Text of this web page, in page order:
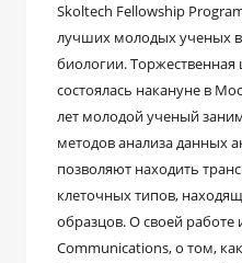
Skoltech Fellowship
лучших молодых ученых
биологии.
состоялась накануне в
лет молодой ученый
методов анализа данных
позволяют находить
клеточных типов,
образцов. О своей работе
Communications, о том,